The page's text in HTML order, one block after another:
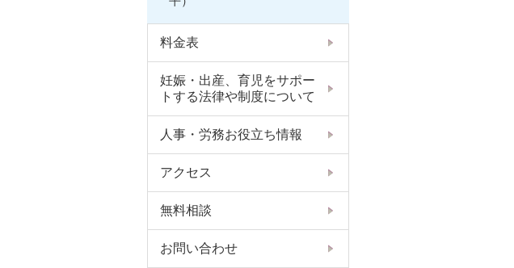
料金表
妊娠・出産、育児をサポー
トする法律や制度について
人事・労務お役立ち情報
アクセス
無料相談
お問い合わせ